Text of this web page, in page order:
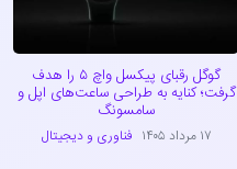
گوگل رقبای پیکسل واچ ۵ را هدف
گرفت؛ کنایه به طراحی ساعت‌های اپل و
سامسونگ
۱۷ مرداد ۱۴۰۵ فناوری و دیجیتال